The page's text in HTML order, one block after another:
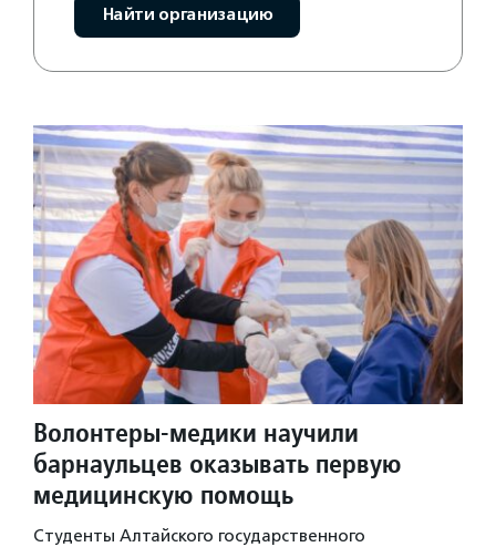
Найти организацию
Волонтеры-медики научили
барнаульцев оказывать первую
медицинскую помощь
Студенты Алтайского государственного